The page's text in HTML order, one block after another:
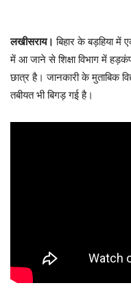
लखीसराय। बिहार के बड़हिया
में आ जाने से शिक्षा विभाग में
छात्र है। जानकारी के मुताबिक
तबीयत भी बिगड़ गई है।